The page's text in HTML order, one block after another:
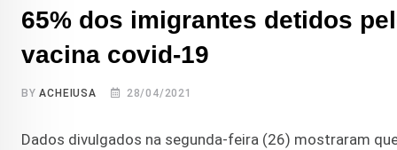
65% dos imigrantes detidos
vacina covid-19
BYACHEIUSA 28/04/2021
Dados divulgados na segunda-feira (26) mostraram